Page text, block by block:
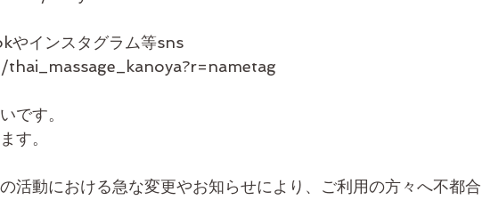
やインスタグラム等sns
です。
す。
活動における急な変更やお知らせにより、ご利用の方々へ不都合